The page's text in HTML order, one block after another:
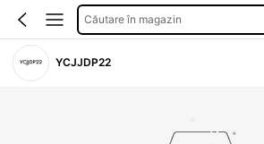
Căutare în magazin
YCJJDP22